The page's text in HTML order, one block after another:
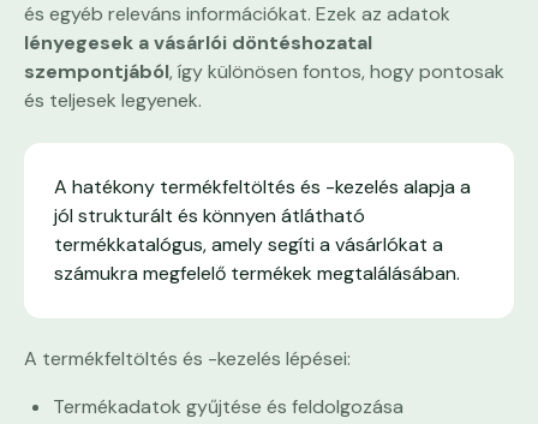
és egyéb releváns információkat. Ezek az adatok
lényegesek a vásárlói döntéshozatal
szempontjából, így különösen fontos, hogy pontosak
és teljesek legyenek.
A hatékony termékfeltöltés és -kezelés alapja a
jól strukturált és könnyen átlátható
termékkatalógus, amely segíti a vásárlókat a
számukra megfelelő termékek megtalálásában.
A termékfeltöltés és -kezelés lépései:
Termékadatok gyűjtése és feldolgozása